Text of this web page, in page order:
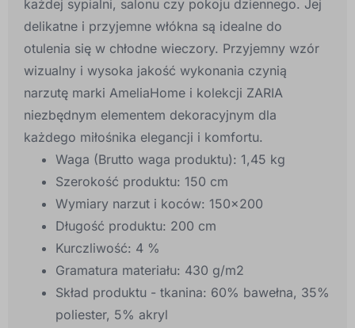
każdej sypialni, salonu czy pokoju dziennego. Jej
delikatne i przyjemne włókna są idealne do
otulenia się w chłodne wieczory. Przyjemny wzór
wizualny i wysoka jakość wykonania czynią
narzutę marki AmeliaHome i kolekcji ZARIA
niezbędnym elementem dekoracyjnym dla
każdego miłośnika elegancji i komfortu.
Waga (Brutto waga produktu): 1,45 kg
Szerokość produktu: 150 cm
Wymiary narzut i koców: 150x200
Długość produktu: 200 cm
Kurczliwość: 4 %
Gramatura materiału: 430 g/m2
Skład produktu - tkanina: 60% bawełna, 35%
poliester, 5% akryl